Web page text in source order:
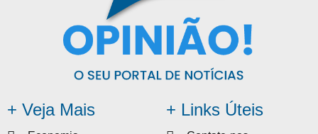
+ Veja Mais + Links Úteis